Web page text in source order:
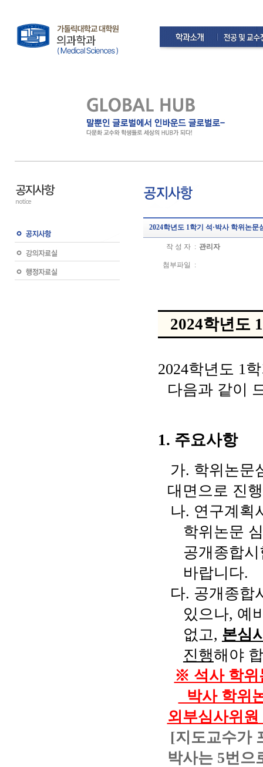
2024학년도 1학기 석·박사 학위논문
작 성 자 : 관리자
첨부파일 :
2024학년도 1
2024학년도 1
다음과 같이
1. 주요사항
가. 학위논문
대면으로 진
나. 연구계획
학위논문
공개종합
바랍니다.
다. 공개종합
있으나, 예
없고, 본심
진행해야
※ 석사 학위
박사 학위
외부심사위
[지도교수가
박사는 5번으